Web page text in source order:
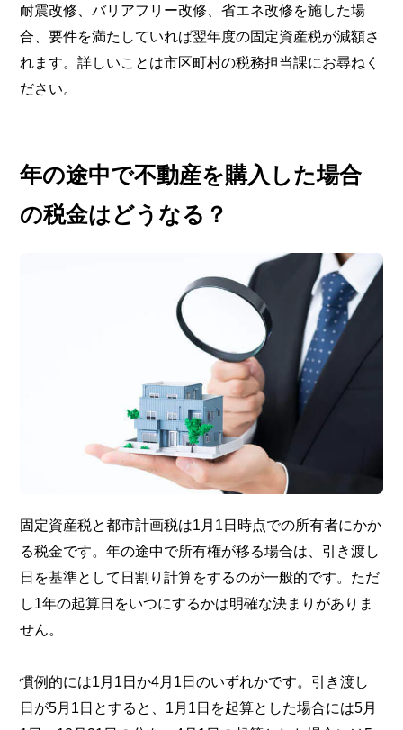
耐震改修、バリアフリー改修、省エネ改修を施した場
合、要件を満たしていれば翌年度の固定資産税が減額さ
れます。詳しいことは市区町村の税務担当課にお尋ねく
ださい。
年の途中で不動産を購入した場合
の税金はどうなる？
固定資産税と都市計画税は1月1日時点での所有者にかか
る税金です。年の途中で所有権が移る場合は、引き渡し
日を基準として日割り計算をするのが一般的です。ただ
し1年の起算日をいつにするかは明確な決まりがありま
せん。
慣例的には1月1日か4月1日のいずれかです。引き渡し
日が5月1日とすると、1月1日を起算とした場合には5月